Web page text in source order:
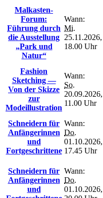
Malkasten-
Forum:
Führung durch
die Ausstellung
„Park und
Natur“
Wann:
Mi.
25.11.2026,
18.00 Uhr
Fashion
Sketching —
Von der Skizze
zur
Modeillustration
Wann:
So.
20.09.2026,
11.00 Uhr
Schneidern für
Anfängerinnen
und
Fortgeschrittene
Wann:
Do.
01.10.2026,
17.45 Uhr
Schneidern für
Anfängerinnen
und
Wann:
Do.
01.10.2026,